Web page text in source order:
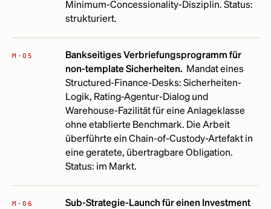
Minimum-Concessionality-Disziplin. Status:
strukturiert.
M·05
Bankseitiges Verbriefungsprogramm für
non-template Sicherheiten. Mandat eines
Structured-Finance-Desks: Sicherheiten-
Logik, Rating-Agentur-Dialog und
Warehouse-Fazilität für eine Anlageklasse
ohne etablierte Benchmark. Die Arbeit
überführte ein Chain-of-Custody-Artefakt in
eine geratete, übertragbare Obligation.
Status: im Markt.
M·06
Sub-Strategie-Launch für einen Investment